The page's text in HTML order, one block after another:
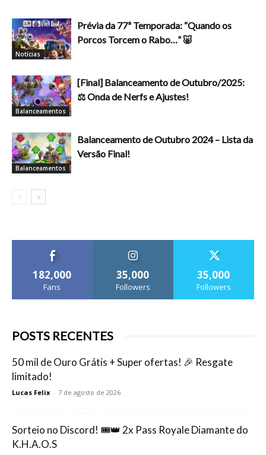
Notícias
Prévia da 77ª Temporada: “Quando os
Porcos Torcem o Rabo…” 🐷
Balanceamentos
[Final] Balanceamento de Outubro/2025:
⚖️ Onda de Nerfs e Ajustes!
Balanceamentos
Balanceamento de Outubro 2024 – Lista da
Versão Final!
182,000
Fans
35,000
Followers
35,000
Followers
POSTS RECENTES
50 mil de Ouro Grátis + Super ofertas! 🎉 Resgate
limitado!
Lucas Felix - 7 de agosto de 2026
Sorteio no Discord! 🎟️👑 2x Pass Royale Diamante do
K.H.A.O.S